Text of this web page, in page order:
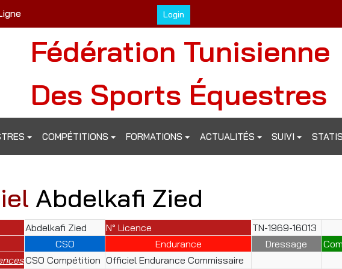
Login
Fédération Tunisienne
Des Sports Équestres
COMPÉTITIONS FORMATIONS ACTUALITÉS SUIVI
Abdelkafi Zied
Abdelkafi Zied N° Licence
TN-1969-16013
CSO Endurance Dressage
CSO Compétition Officiel Endurance Commissaire